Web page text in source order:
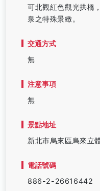
可北觀紅色觀光拱橋
泉之特殊景緻。
交通方式
無
注意事項
無
景點地址
新北市烏來區烏來立
電話號碼
886-2-26616442